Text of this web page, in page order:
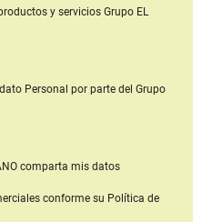
y serviciosGrupo EL
Personal por parte del Grupo
comparta mis datos
conforme su Política de